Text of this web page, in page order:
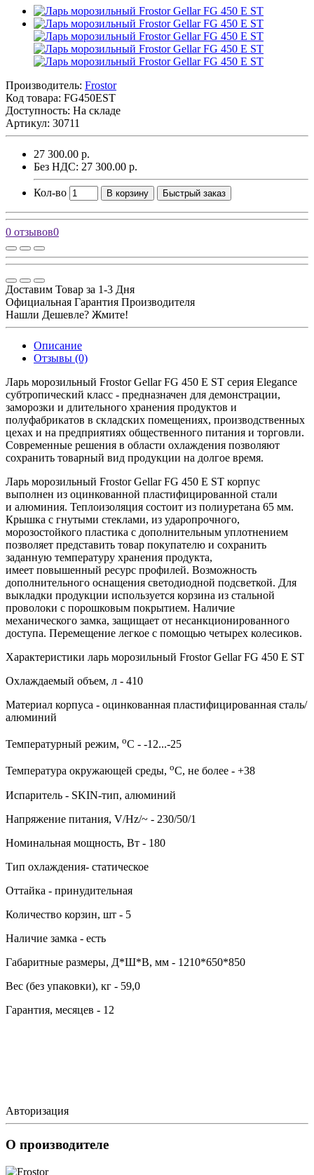
Производитель: Frostor
Код товара: FG450EST
Доступность: На складе
Артикул: 30711
27 300.00 р.
Без НДС: 27 300.00 р.
Кол-во В корзину Быстрый заказ
0 отзывов0
Доставим Товар за 1-3 Дня
Официальная Гарантия Производителя
Нашли Дешевле? Жмите!
Описание
Отзывы (0)
Ларь морозильный Frostor Gellar FG 450 E ST серия Elegance
субтропический класс - предназначен для демонстрации,
заморозки и длительного хранения продуктов и
полуфабрикатов в складских помещениях, производственных
цехах и на предприятиях общественного питания и торговли.
Современные решения в области охлаждения позволяют
сохранить товарный вид продукции на долгое время.
Ларь морозильный Frostor Gellar FG 450 E ST корпус
выполнен из оцинкованной пластифицированной стали
и алюминия. Теплоизоляция состоит из полиуретана 65 мм.
Крышка с гнутыми стеклами, из ударопрочного,
морозостойкого пластика с дополнительным уплотнением
позволяет представить товар покупателю и сохранить
заданную температуру хранения продукта,
имеет повышенный ресурс профилей. Возможность
дополнительного оснащения светодиодной подсветкой. Для
выкладки продукции используется корзина из стальной
проволоки с порошковым покрытием. Наличие
механического замка, защищает от несанкционированного
доступа. Перемещение легкое с помощью четырех колесиков.
Характеристики ларь морозильный Frostor Gellar FG 450 E ST
Охлаждаемый объем, л - 410
Материал корпуса - оцинкованная пластифицированная сталь/
алюминий
Температурный режим, оC - -12...-25
Температура окружающей среды, оC, не более - +38
Испаритель - SKIN-тип, алюминий
Напряжение питания, V/Hz/~ - 230/50/1
Номинальная мощность, Вт - 180
Тип охлаждения- статическое
Оттайка - принудительная
Количество корзин, шт - 5
Наличие замка - есть
Габаритные размеры, Д*Ш*В, мм - 1210*650*850
Вес (без упаковки), кг - 59,0
Гарантия, месяцев - 12
Авторизация
О производителе